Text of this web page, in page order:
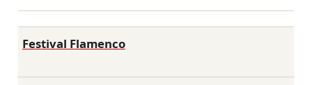
Festival Flamenco